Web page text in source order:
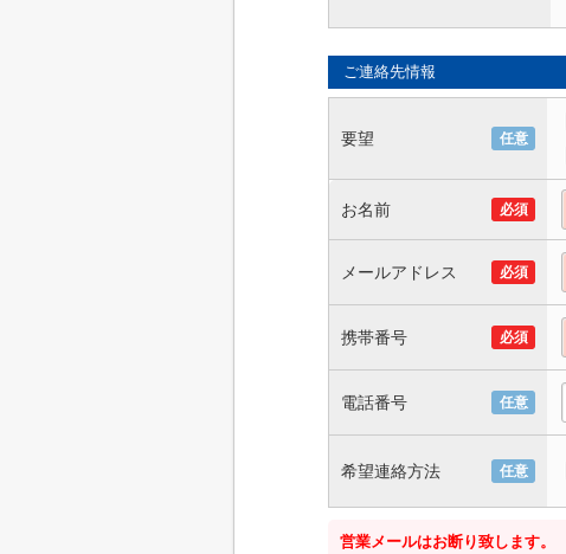
ご連絡先情報
要望 任意
お名前 必須
メールアドレス 必須
携帯番号 必須
電話番号 任意
希望連絡方法 任意
営業メールはお断り致します。